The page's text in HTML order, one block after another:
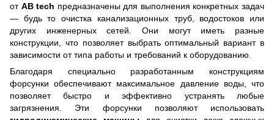
от AB tech предназначены для выполнения конкретных задач
— будь то очистка канализационных труб, водостоков или
других инженерных сетей. Они могут иметь разные
конструкции, что позволяет выбрать оптимальный вариант в
зависимости от типа работы и требований к оборудованию.
Благодаря специально разработанным конструкциям
форсунки обеспечивают максимальное давление воды, что
позволяет быстро и эффективно устранять любые
загрязнения. Эти форсунки позволяют использовать